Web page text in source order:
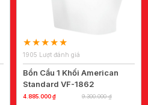
1905 Lượt đánh giá
Bồn Cầu 1 Khối American
Standard VF-1862
4.885.000 ₫ 9.300.000 ₫